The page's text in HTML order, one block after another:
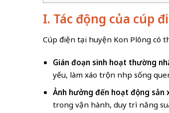
I. Tác động của cúp
Cúp điện tại huyện Kon Plông có
Gián đoạn sinh hoạt thường
yếu, làm xáo trộn nhịp sống
Ảnh hưởng đến hoạt động sản
trong vận hành, duy trì năng